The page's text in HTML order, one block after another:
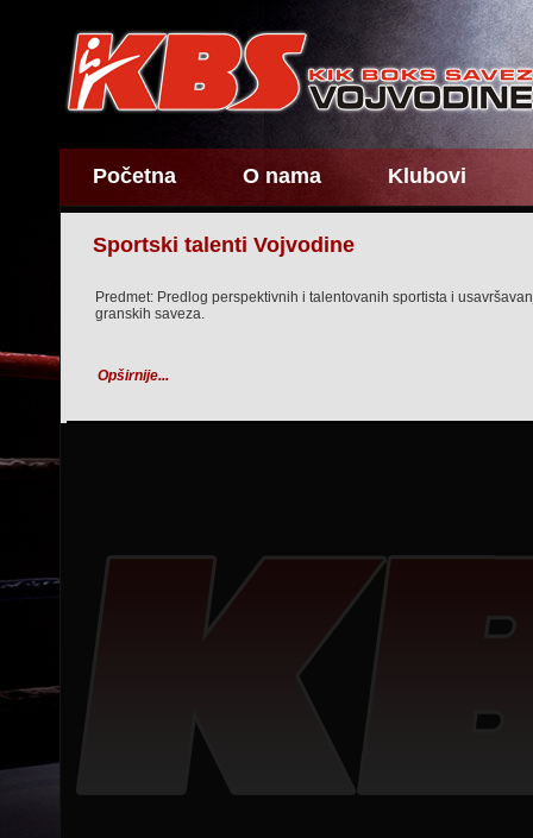
Početna O nama Klubovi
Sportski talenti Vojvodine
Predmet: Predlog perspektivnih i talentovanih sportista i
granskih saveza.
Opširnije...